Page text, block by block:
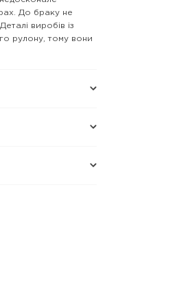
До браку не
виробів із
рулону, тому вони